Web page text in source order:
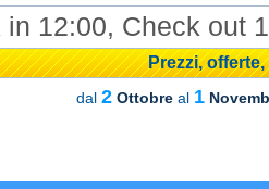
in 12:00, Check out
Prezzi,
dal 2 Ottobre al 1